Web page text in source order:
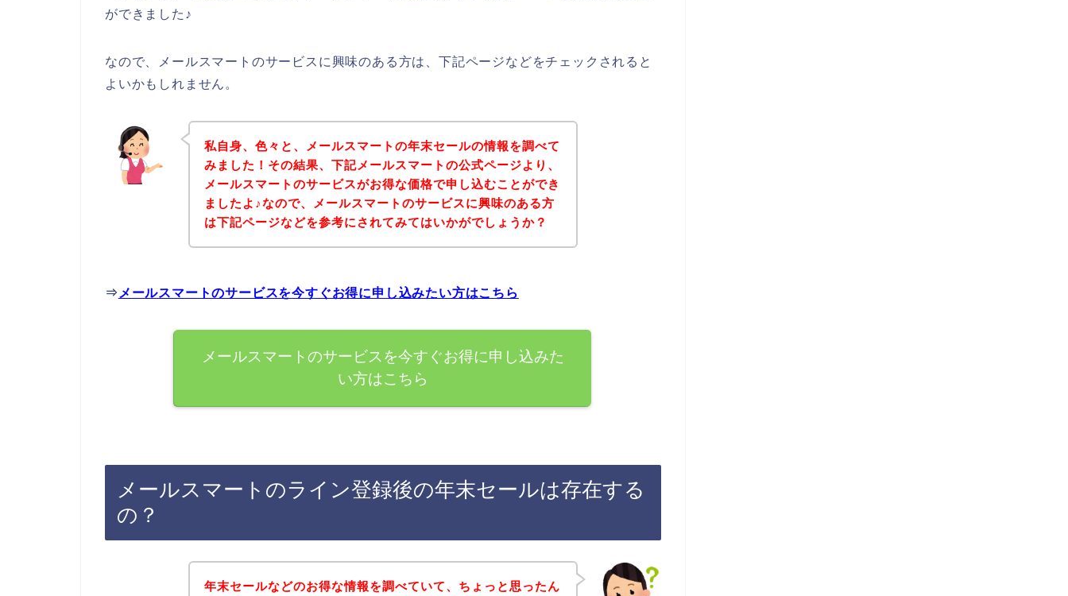
ができました♪
なので、メールスマートのサービスに興味のある方は、下記ページなどをチェックされると
よいかもしれません。
私自身、色々と、メールスマートの年末セールの情報を調べて
みました！その結果、下記メールスマートの公式ページより、
メールスマートのサービスがお得な価格で申し込むことができ
ましたよ♪なので、メールスマートのサービスに興味のある方
は下記ページなどを参考にされてみてはいかがでしょうか？
⇒ メールスマートのサービスを今すぐお得に申し込みたい方はこちら
メールスマートのサービスを今すぐお得に申し込みた
い方はこちら
メールスマートのライン登録後の年末セールは存在する
の？
年末セールなどのお得な情報を調べていて、ちょっと思ったん